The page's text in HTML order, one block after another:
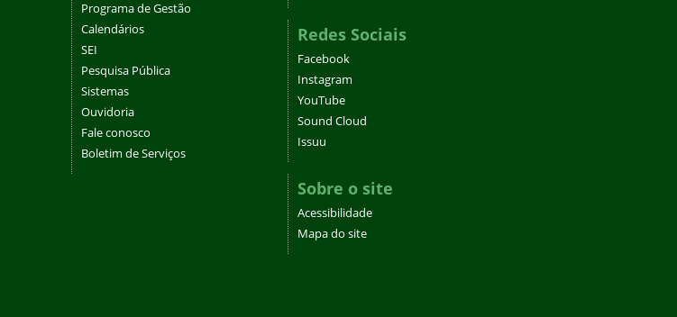
Programa de Gestão
Calendários
SEI
Pesquisa Pública
Sistemas
Ouvidoria
Fale conosco
Boletim de Serviços
Redes Sociais
Facebook
Instagram
YouTube
Sound Cloud
Issuu
Sobre o site
Acessibilidade
Mapa do site